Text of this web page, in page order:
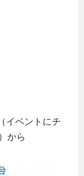
イベントにチ
から